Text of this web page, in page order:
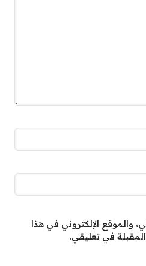
والموقع الإلكتروني في هذا
في تعليقي.